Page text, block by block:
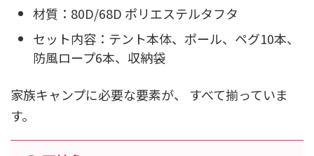
材質：80D/68D ポリエステルタフタ
セット内容：テント本体、ポール、ペグ10本、
防風ロープ6本、収納袋
家族キャンプに必要な要素が、 すべて揃っていま
す。